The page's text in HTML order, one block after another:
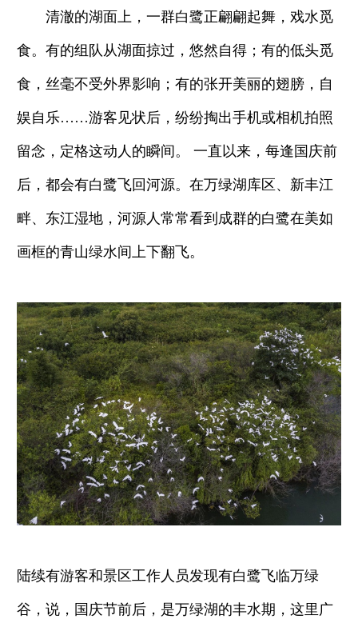
清澈的湖面上，一群白鹭正翩翩起舞，戏水觅
食。有的组队从湖面掠过，悠然自得；有的低头觅
食，丝毫不受外界影响；有的张开美丽的翅膀，自
娱自乐……游客见状后，纷纷掏出手机或相机拍照
留念，定格这动人的瞬间。 一直以来，每逢国庆前
后，都会有白鹭飞回河源。在万绿湖库区、新丰江
畔、东江湿地，河源人常常看到成群的白鹭在美如
画框的青山绿水间上下翻飞。
陆续有游客和景区工作人员发现有白鹭飞临万绿
谷，说，国庆节前后，是万绿湖的丰水期，这里广